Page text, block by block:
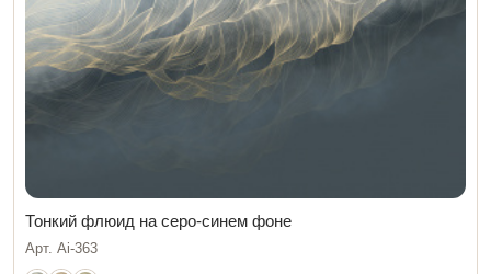
Тонкий флюид на серо-синем фоне
Арт. Ai-363